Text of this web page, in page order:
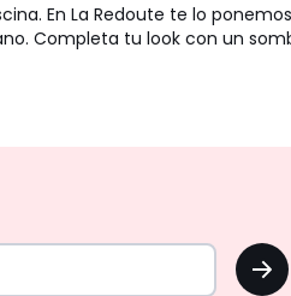
En La Redoute te lo
Completa tu look con un
OK